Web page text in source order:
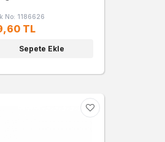
No: 1186626
TL
Sepete Ekle